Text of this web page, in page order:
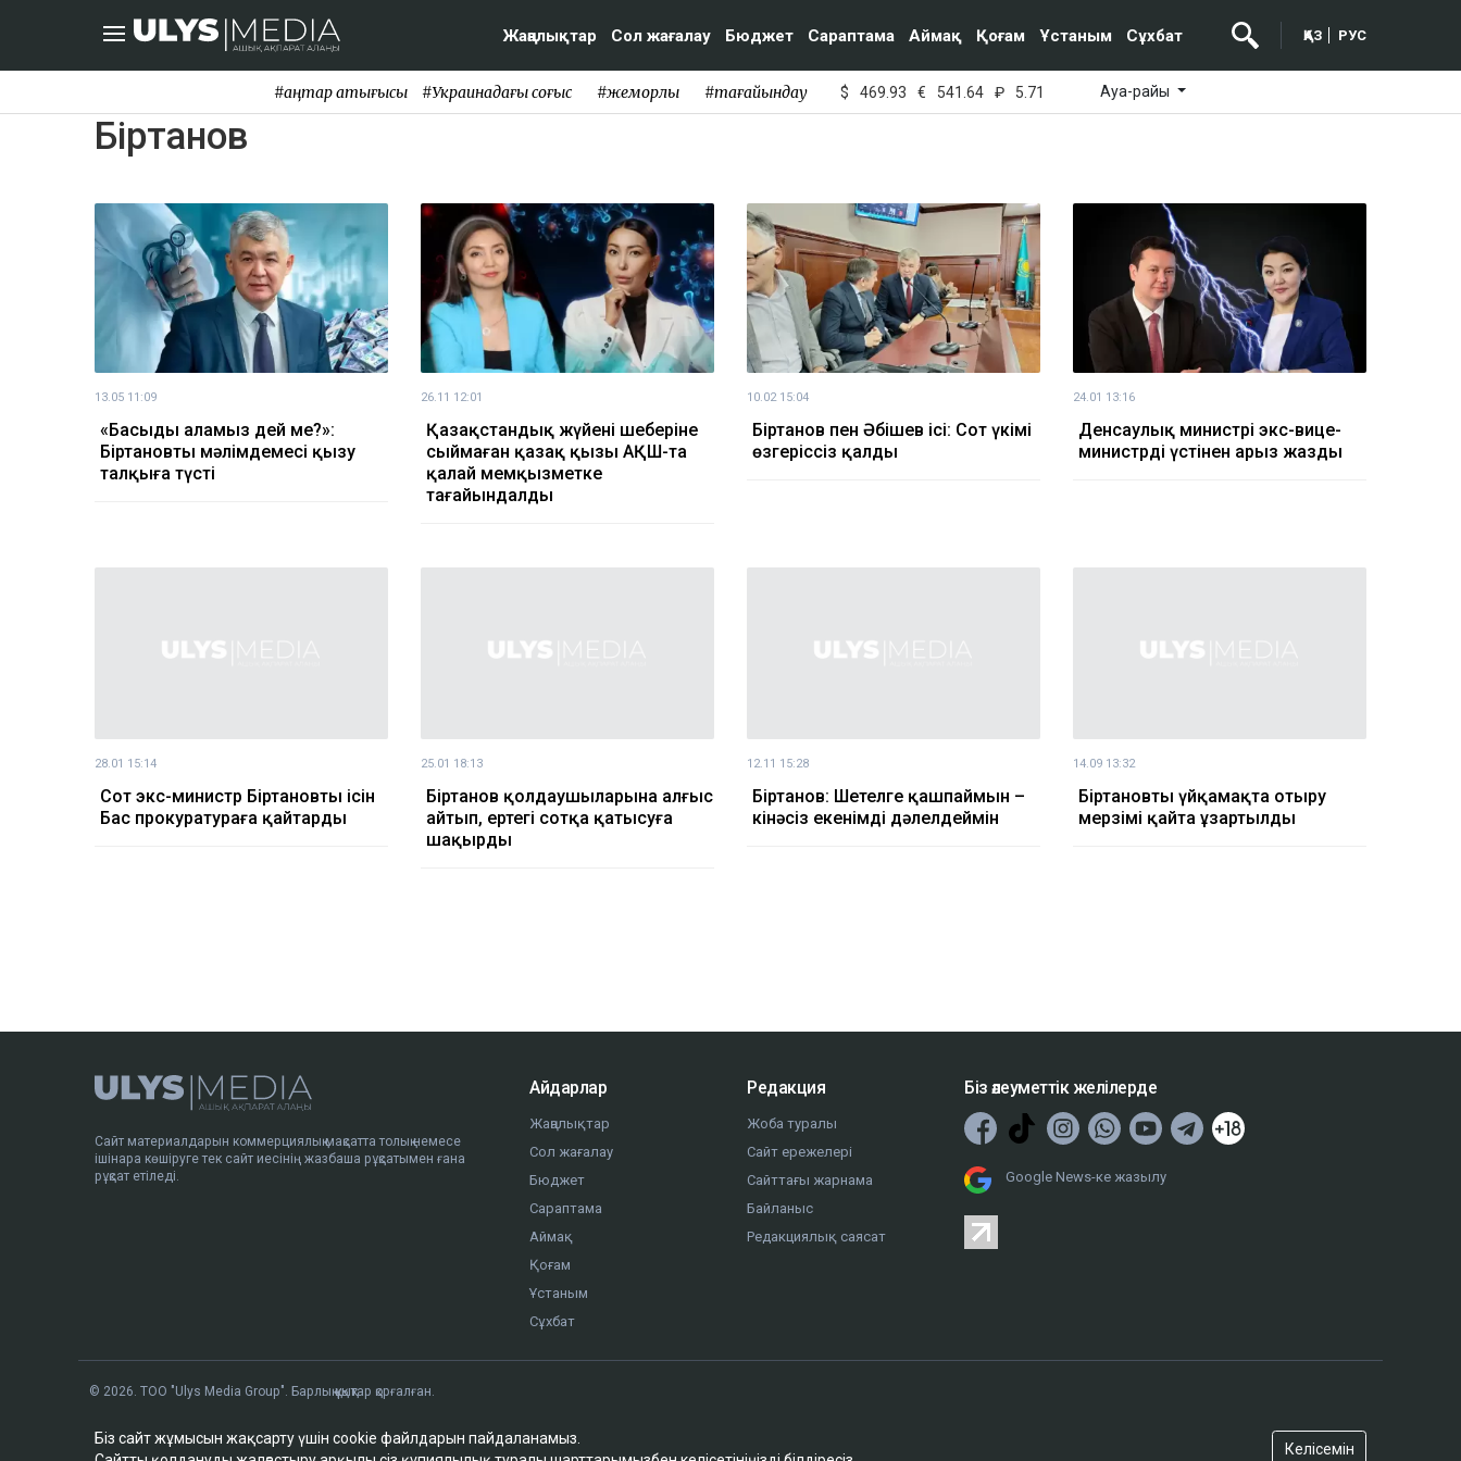
Жаңалықтар Сол жағалау Бюджет Сараптама Аймақ Қоғам Ұстаным Сұхбат ҚАЗ РУС
#қаңтар қақтығысы #Украинадағы соғыс #жемқорлық #тағайындау $ 469.93 € 541.64 ₽ 5.71 Ауа-райы
Біртанов
13.05 11:09
«Басыңды аламыз дей ме?»:
Біртановтың мәлімдемесі қызу
талқыға түсті
26.11 12:01
Қазақстандық жүйенің шеңберіне
сыймаған қазақ қызы АҚШ-та
қалай мемқызметке
тағайындалды
10.02 15:04
Біртанов пен Әбішев ісі: Сот үкімі
өзгеріссіз қалды
24.01 13:16
Денсаулық министрі экс-вице-
министрдің үстінен арыз жазды
28.01 15:14
Сот экс-министр Біртановтың ісін
Бас прокуратураға қайтарды
25.01 18:13
Біртанов қолдаушыларына алғыс
айтып, ертеңгі сотқа қатысуға
шақырды
12.11 15:28
Біртанов: Шетелге қашпаймын –
кінәсіз екенімді дәлелдеймін
14.09 13:32
Біртановтың үйқамақта отыру
мерзімі қайта ұзартылды
Сайт материалдарын коммерциялық мақсатта толық немесе
ішінара көшіруге тек сайт иесінің жазбаша рұқсатымен ғана
рұқсат етіледі.
Айдарлар
Жаңалықтар
Сол жағалау
Бюджет
Сараптама
Аймақ
Қоғам
Ұстаным
Сұхбат
Редакция
Жоба туралы
Сайт ережелері
Сайттағы жарнама
Байланыс
Редакциялық саясат
Біз әлеуметтік желілерде
Google News-ке жазылу
© 2026. ТОО "Ulys Media Group". Барлық құқықтар қорғалған.
Біз сайт жұмысын жақсарту үшін cookie файлдарын пайдаланамыз.
Келісемін